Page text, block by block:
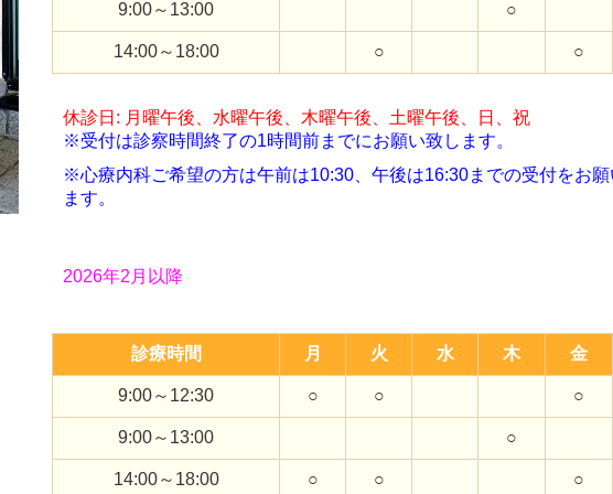
9:00～13:00 ○
14:00～18:00 ○ ○
休診日: 月曜午後、 水曜午後、木曜午後、土曜午後、日、祝
※受付は診察時間終了の1時間前までにお願い致します。
※心療内科ご希望の方は午前は10:30、午後は16:30までの受付をお願
ます。
2026年2月以降
診療時間 月 火 水 木 金
9:00～12:30 ○ ○ ○
9:00～13:00 ○
14:00～18:00 ○ ○ ○